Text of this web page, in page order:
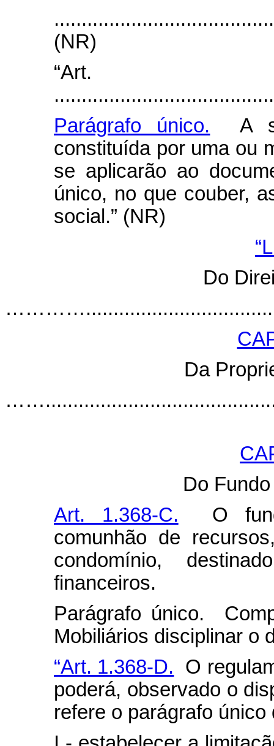
(NR)
“Art.
Parágrafo único. A
constituída por uma ou
se aplicarão ao
único, no que couber,
social.” (NR)
Do
Da
Do
Art. 1.368-C. O
comunhão de
condomínio,
financeiros.
Parágrafo único.
Mobiliários disciplinar o
“Art. 1.368-D. O
poderá, observado o
refere o parágrafo único